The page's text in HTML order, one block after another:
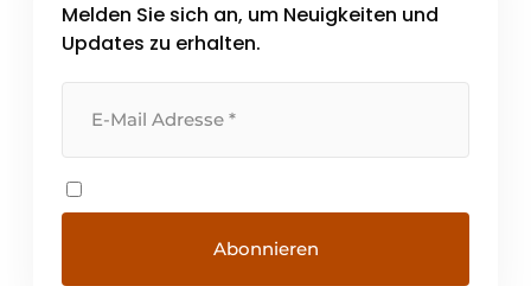
und mit der höchstmöglichen Qualität
auszuführen [...].
Melden Sie sich an, um Neuigkeiten und
Updates zu erhalten.